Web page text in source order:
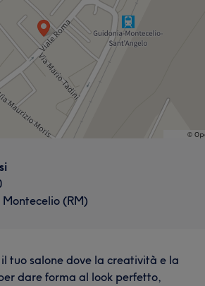
(RM)
il tuo salone dove la creatività e la
dare forma al look perfetto,